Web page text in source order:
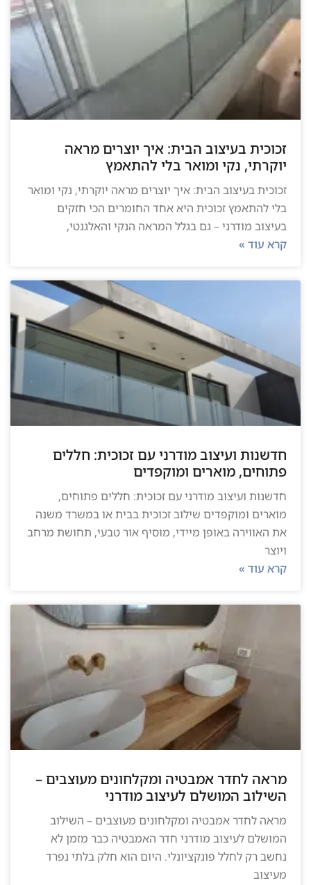
זכוכית בעיצוב הבית: איך יוצרים מראה
יוקרתי, נקי ומואר בלי להתאמץ
זכוכית בעיצוב הבית: איך יוצרים מראה יוקרתי, נקי ומואר
בלי להתאמץ זכוכית היא אחד החומרים הכי חזקים
בעיצוב מודרני – גם בגלל המראה הנקי והאלגנטי,
קרא עוד »
חדשנות ועיצוב מודרני עם זכוכית: חללים
פתוחים, מוארים ומוקפדים
חדשנות ועיצוב מודרני עם זכוכית: חללים פתוחים,
מוארים ומוקפדים שילוב זכוכית בבית או במשרד משנה
את האווירה באופן מיידי, מוסיף אור טבעי, תחושת מרחב
ויוצר
קרא עוד »
מראה לחדר אמבטיה ומקלחונים מעוצבים –
השילוב המושלם לעיצוב מודרני
מראה לחדר אמבטיה ומקלחונים מעוצבים – השילוב
המושלם לעיצוב מודרני חדר האמבטיה כבר מזמן לא
נחשב רק לחלל פונקציונלי. היום הוא חלק בלתי נפרד
מעיצוב